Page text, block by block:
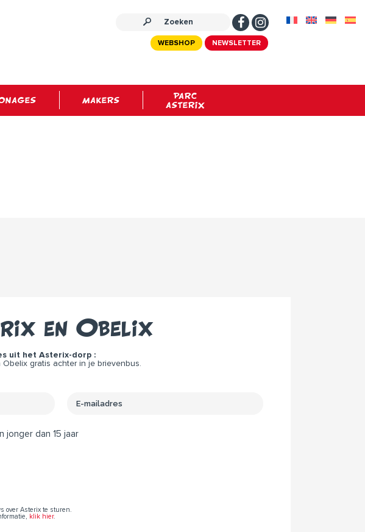
NEWSLETTER
WEBSHOP
MAKERS
PARC
ASTERIX
en Obelix
uit het Asterix-dorp :
gratis achter in je brievenbus.
jonger dan 15 jaar
over Asterix te sturen.
klik hier.